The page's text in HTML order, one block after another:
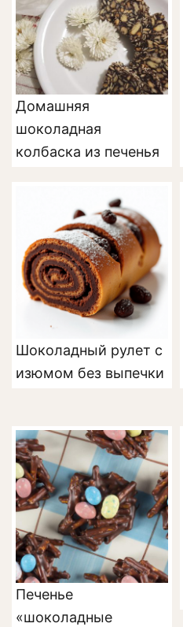
Домашняя
шоколадная
колбаска из печенья
Шоколадный рулет с
изюмом без выпечки
Печенье
«шоколадные